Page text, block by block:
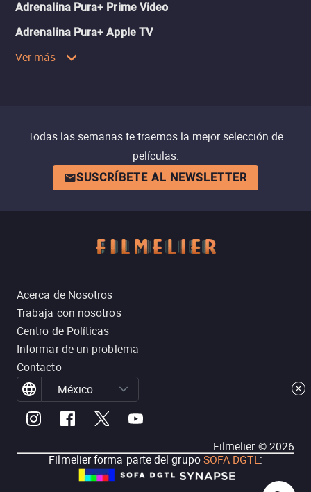
Adrenalina Pura+ Prime Video
Adrenalina Pura+ Apple TV
Ver más
Todas las semanas te traemos la mejor selección de
películas.
SUSCRÍBETE AL NEWSLETTER
Acerca de Nosotros
Trabaja con nosotros
Centro de Políticas
Informar de un problema
Contacto
México
Filmelier ©2026
Filmelier forma parte del grupoSOFA DGTL: